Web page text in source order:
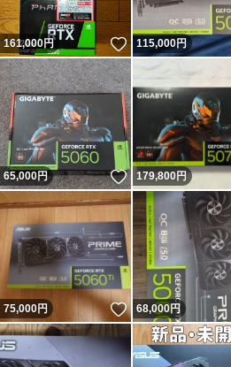
161,000円 いいね！
115,000円
65,000円 いいね！
179,800円
75,000円 いいね！
68,000円